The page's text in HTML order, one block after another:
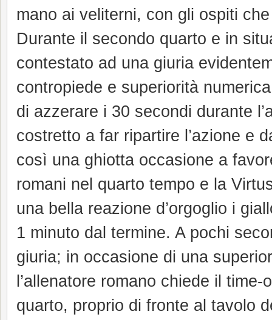
mano ai veliterni, con gli ospiti
Durante il secondo quarto e in
contestato ad una giuria
contropiede e superiorità
di azzerare i 30 secondi durante
costretto a far ripartire l’azione e
così una ghiotta occasione a
romani nel quarto tempo e la
una bella reazione d’orgoglio i
1 minuto dal termine. A pochi
giuria; in occasione di una
l’allenatore romano chiede il
quarto, proprio di fronte al tavolo